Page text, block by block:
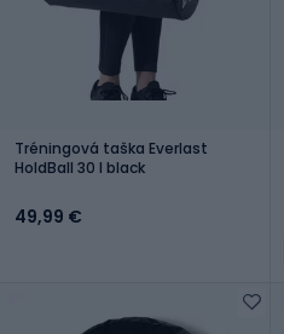
Tréningová taška Everlast
HoldBall 30 l black
49,99 €